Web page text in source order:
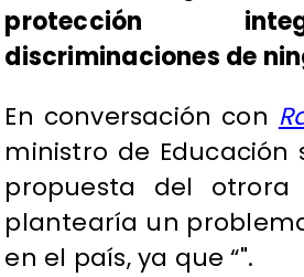
protección
discriminaciones de
En conversación con
ministro de Educación
propuesta del
plantearía un
en el país, ya que “".